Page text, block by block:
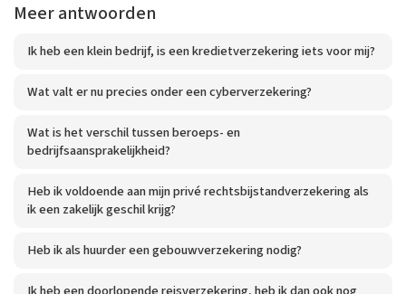
Meer antwoorden
Ik heb een klein bedrijf, is een kredietverzekering iets voor mij?
Wat valt er nu precies onder een cyberverzekering?
Wat is het verschil tussen beroeps- en
bedrijfsaansprakelijkheid?
Heb ik voldoende aan mijn privé rechtsbijstandverzekering als
ik een zakelijk geschil krijg?
Heb ik als huurder een gebouwverzekering nodig?